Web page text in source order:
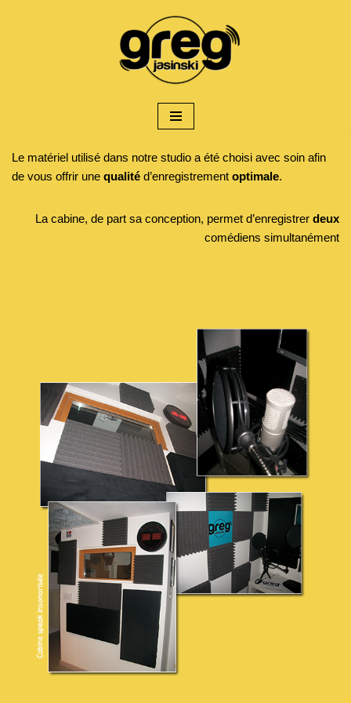
Le matériel utilisé dans notre studio a été choisi avec soin afin
de vous offrir une qualité d’enregistrement optimale.
La cabine, de part sa conception, permet d’enregistrer deux
comédiens simultanément